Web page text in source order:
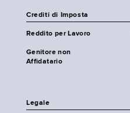
Crediti di Imposta
Reddito per Lavoro
Genitore non
Affidatario
Legale